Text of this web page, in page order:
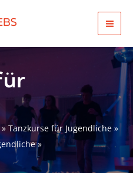
Tanzkurse für Jugendliche